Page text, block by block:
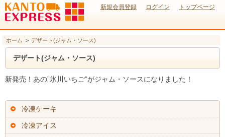
新規会員登録 ログイン トップページ
ホーム > デザート(ジャム・ソース)
デザート(ジャム・ソース)
新発売！あの”氷川いちご”がジャム・ソースになりました！
冷凍ケーキ
冷凍アイス